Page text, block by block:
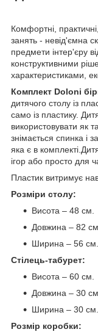
Комфортні,
занять - невід'ємна
предмети інтер'єру
конструктивними
характеристиками,
Комплект Doloni
дитячого столу із
само із пластику.
використовувати як
знімається спинка і
яка є в
ігор або просто для
Пластик витримує
Розміри столу:
Висота – 48 см.
Довжина – 82
Ширина – 56 см.
Стілець-табурет:
Висота – 60 см.
Довжина – 30
Ширина – 30 см.
Розмір коробки: